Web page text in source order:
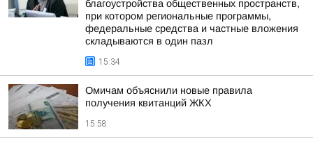
благоустройства общественных пространств,
при котором региональные программы,
федеральные средства и частные вложения
складываются в один пазл
15:34
Омичам объяснили новые правила
получения квитанций ЖКХ
15:58